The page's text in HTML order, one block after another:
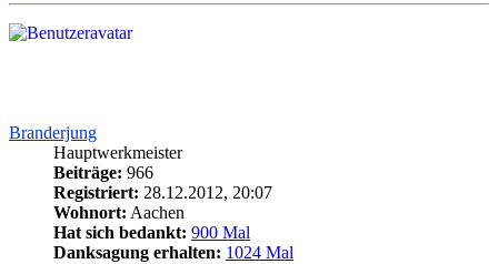
Branderjung
Hauptwerkmeister
Beiträge: 966
Registriert: 28.12.2012, 20:07
Wohnort: Aachen
Hat sich bedankt: 900 Mal
Danksagung erhalten: 1024 Mal